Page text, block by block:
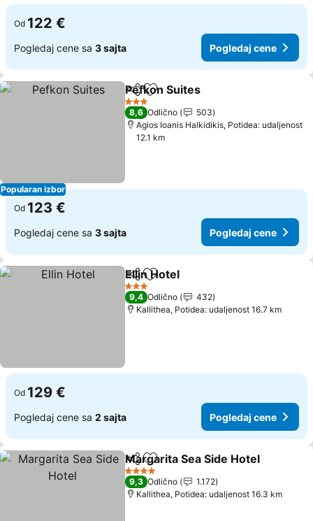
Od 122 €
Pogledaj cene sa 3 sajta Pogledaj cene
Popularan izbor
Deli Dodati u favorite
Pefkon Suites
3 Zvezdice
8,6 Odlično
503
Agios Ioanis Halkidikis, Potidea: udaljenost
12.1 km
Od 123 €
Pogledaj cene sa 3 sajta Pogledaj cene
Deli Dodati u favorite
Ellin Hotel
3 Zvezdice
9,4 Odlično
432
Kallithea, Potidea: udaljenost 16.7 km
Od 129 €
Pogledaj cene sa 2 sajta Pogledaj cene
Deli Dodati u favorite
Margarita Sea Side Hotel
4 Zvezdice
9,3 Odlično
1.172
Kallithea, Potidea: udaljenost 16.3 km